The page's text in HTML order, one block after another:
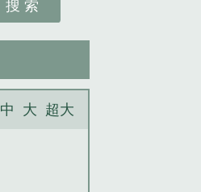
搜 索
中 大 超大